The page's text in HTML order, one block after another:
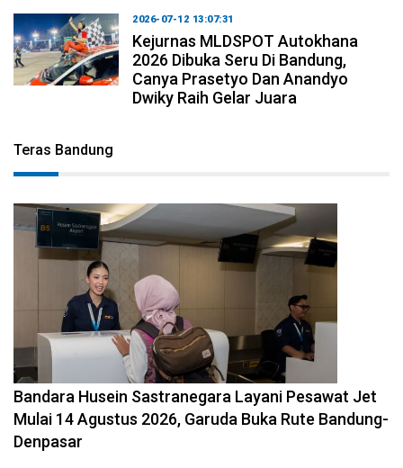
2026-07-12 13:07:31
Kejurnas MLDSPOT Autokhana
2026 Dibuka Seru Di Bandung,
Canya Prasetyo Dan Anandyo
Dwiky Raih Gelar Juara
Teras Bandung
2026-08-08 11:12:29
Bandara Husein Sastranegara Layani Pesawat Jet
Mulai 14 Agustus 2026, Garuda Buka Rute Bandung-
Denpasar